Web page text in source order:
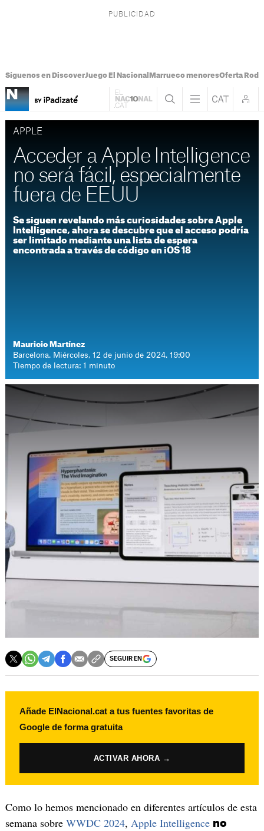
Síguenos en DiscoverJuego El Nacional Marrueco menoresOferta
APPLE
Acceder a Apple Intelligence
no será fácil, especialmente
fuera de EEUU
Se siguen revelando más curiosidades sobre Apple
Intelligence, ahora se descubre que el acceso podría
ser limitado mediante una lista de espera
encontrada a través de código en iOS 18
Mauricio Martínez
Barcelona. Miércoles, 12 de junio de 2024. 19:00
Tiempo de lectura: 1 minuto
SEGUIR EN
Añade ElNacional.cat a tus fuentes favoritas de
Google de forma gratuita
ACTIVAR AHORA →
Como lo hemos mencionado en diferentes artículos de esta
semana sobre WWDC 2024, Apple Intelligence no